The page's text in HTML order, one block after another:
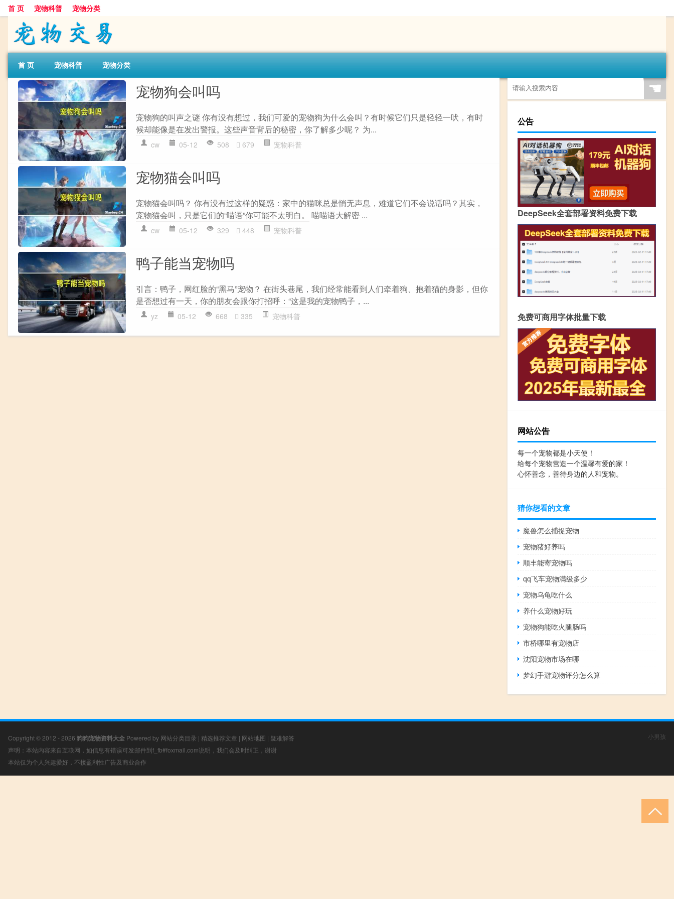
首 页 宠物科普 宠物分类
首 页 宠物科普 宠物分类
宠物狗会叫吗
宠物狗的叫声之谜 你有没有想过，我们可爱的宠物狗为什么会叫？有时候它们只是轻轻一吠，有时
候却能像是在发出警报。这些声音背后的秘密，你了解多少呢？ 为...
cw 05-12 508 679 宠物科普
宠物猫会叫吗
宠物猫会叫吗？ 你有没有过这样的疑惑：家中的猫咪总是悄无声息，难道它们不会说话吗？其实，
宠物猫会叫，只是它们的“喵语”你可能不太明白。 喵喵语大解密 ...
cw 05-12 329 448 宠物科普
鸭子能当宠物吗
引言：鸭子，网红脸的“黑马”宠物？ 在街头巷尾，我们经常能看到人们牵着狗、抱着猫的身影，但你
是否想过有一天，你的朋友会跟你打招呼：“这是我的宠物鸭子，...
yz 05-12 668 335 宠物科普
☚
公告
DeepSeek全套部署资料免费下载
免费可商用字体批量下载
网站公告
每一个宠物都是小天使！
给每个宠物营造一个温馨有爱的家！
心怀善念，善待身边的人和宠物。
猜你想看的文章
魔兽怎么捕捉宠物
宠物猪好养吗
顺丰能寄宠物吗
qq飞车宠物满级多少
宠物乌龟吃什么
养什么宠物好玩
宠物狗能吃火腿肠吗
市桥哪里有宠物店
沈阳宠物市场在哪
梦幻手游宠物评分怎么算
Copyright © 2012 - 2026 狗狗宠物资料大全 Powered by 网站分类目录 | 精选推荐文章 | 网站地图 | 疑难解答
声明：本站内容来自互联网，如信息有错误可发邮件到f_fb#foxmail.com说明，我们会及时纠正，谢谢
本站仅为个人兴趣爱好，不接盈利性广告及商业合作
小男孩